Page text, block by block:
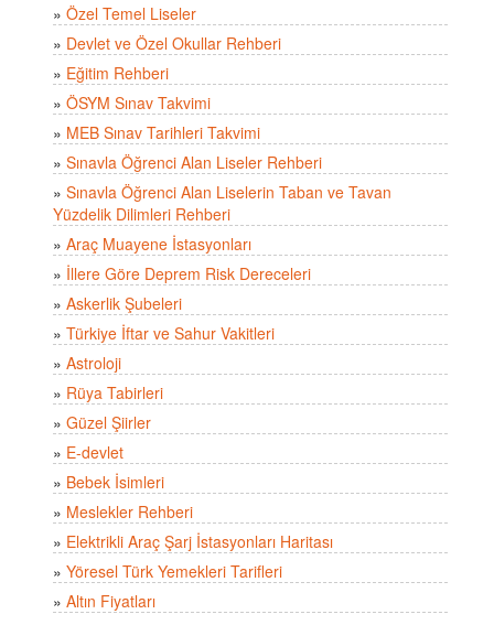
» Özel Temel Liseler
» Devlet ve Özel Okullar Rehberi
» Eğitim Rehberi
» ÖSYM Sınav Takvimi
» MEB Sınav Tarihleri Takvimi
» Sınavla Öğrenci Alan Liseler Rehberi
» Sınavla Öğrenci Alan Liselerin Taban ve Tavan
Yüzdelik Dilimleri Rehberi
» Araç Muayene İstasyonları
» İllere Göre Deprem Risk Dereceleri
» Askerlik Şubeleri
» Türkiye İftar ve Sahur Vakitleri
» Astroloji
» Rüya Tabirleri
» Güzel Şiirler
» E-devlet
» Bebek İsimleri
» Meslekler Rehberi
» Elektrikli Araç Şarj İstasyonları Haritası
» Yöresel Türk Yemekleri Tarifleri
» Altın Fiyatları